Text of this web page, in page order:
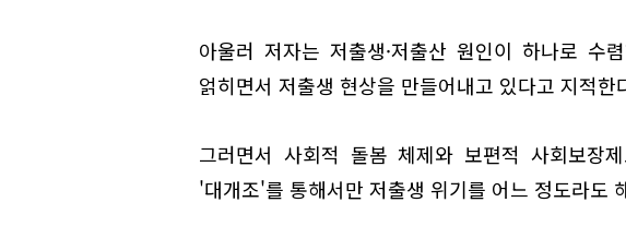
아울러 저자는 저출생·저출산 원인이 하나로 수
얽히면서 저출생 현상을 만들어내고 있다고 지적한
그러면서 사회적 돌봄 체제와 보편적 사회보장
'대개조'를 통해서만 저출생 위기를 어느 정도라도